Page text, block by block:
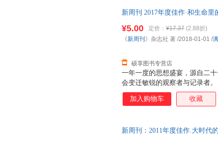
新周刊 2017年度佳作·和生命
一年一度的思想盛宴，源自二
会变迁敏锐的观察者与记录者
应商”。 《新周刊》，媒体同
刊》，商家及投资人眼中不可
¥5.00 定价： ¥17.37 (2.88折)
硕享图书专营店
《新周刊 》杂志社 著 /2018-01-01 /
加入购物车 收藏
新周刊：2011年度佳作.大时代